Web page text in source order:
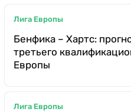
Лига Европы
Бенфика – Хартс:
третьего
Европы
Лига Европы